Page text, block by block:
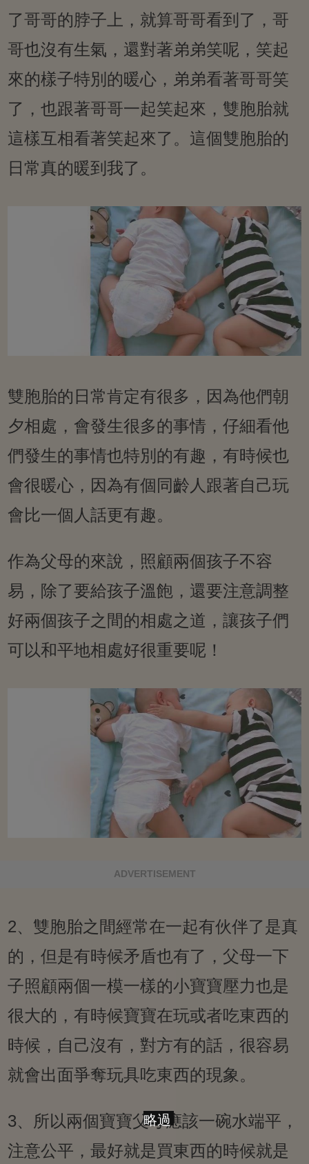
了哥哥的脖子上，就算哥哥看到了，哥
哥也沒有生氣，還對著弟弟笑呢，笑起
來的樣子特別的暖心，弟弟看著哥哥笑
了，也跟著哥哥一起笑起來，雙胞胎就
這樣互相看著笑起來了。這個雙胞胎的
日常真的暖到我了。
雙胞胎的日常肯定有很多，因為他們朝
夕相處，會發生很多的事情，仔細看他
們發生的事情也特別的有趣，有時候也
會很暖心，因為有個同齡人跟著自己玩
會比一個人話更有趣。
作為父母的來說，照顧兩個孩子不容
易，除了要給孩子溫飽，還要注意調整
好兩個孩子之間的相處之道，讓孩子們
可以和平地相處好很重要呢！
ADVERTISEMENT
2、雙胞胎之間經常在一起有伙伴了是真
的，但是有時候矛盾也有了，父母一下
子照顧兩個一模一樣的小寶寶壓力也是
很大的，有時候寶寶在玩或者吃東西的
時候，自己沒有，對方有的話，很容易
就會出面爭奪玩具吃東西的現象。
3、所以兩個寶寶父母應該一碗水端平，
注意公平，最好就是買東西的時候就是
略過